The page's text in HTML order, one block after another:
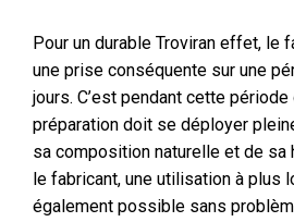
Pour un durable Troviran effet, le
une prise conséquente sur une
jours. C’est pendant cette
préparation doit se déployer
sa composition naturelle et de sa
le fabricant, une utilisation à plus
également possible sans